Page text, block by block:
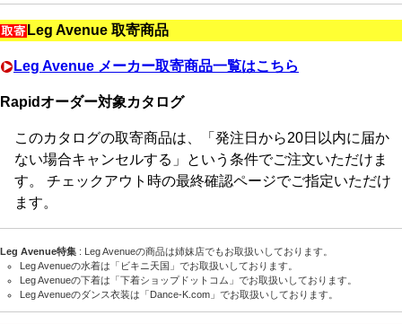
Leg Avenue 取寄商品
Leg Avenue メーカー取寄商品一覧はこちら
Rapidオーダー対象カタログ
このカタログの取寄商品は、「発注日から20日以内に届か
ない場合キャンセルする」という条件でご注文いただけま
す。 チェックアウト時の最終確認ページでご指定いただけ
ます。
Leg Avenue特集 : Leg Avenueの商品は姉妹店でもお取扱いしております。
Leg Avenueの水着は「ビキニ天国」でお取扱いしております。
Leg Avenueの下着は「下着ショップドットコム」でお取扱いしております。
Leg Avenueのダンス衣装は「Dance-K.com」でお取扱いしております。